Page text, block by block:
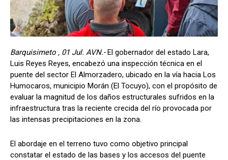
Barquisimeto , 01 Jul. AVN.-El gobernador del estado Lara,
Luis Reyes Reyes, encabezó una inspección técnica en el
puente del sector El Almorzadero, ubicado en la vía hacia Los
Humocaros, municipio Morán (El Tocuyo), con el propósito de
evaluar la magnitud de los daños estructurales sufridos en la
infraestructura tras la reciente crecida del río provocada por
las intensas precipitaciones en la zona.
​El abordaje en el terreno tuvo como objetivo principal
constatar el estado de las bases y los accesos del puente